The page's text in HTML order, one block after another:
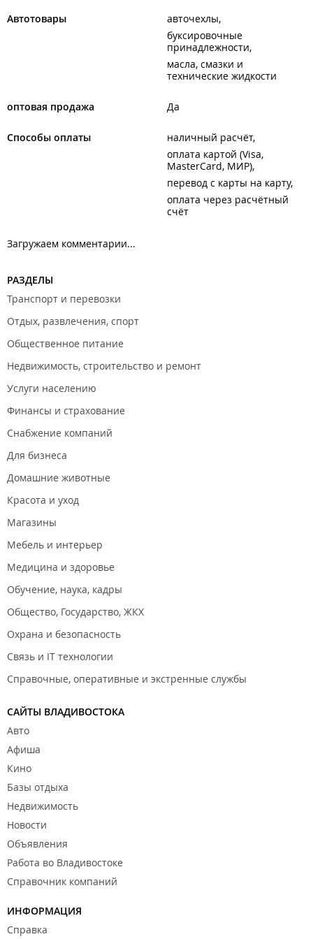
AJS оказывает своим клиентам техническую и гарантийную
Соблюдается закон и защите прав потребителей.
ООО "Новые решения".
Автотовары
авточехлы
буксировочные
принадлежности
масла, смазки и
технические жидкости
оптовая продажа Да
Способы оплаты
наличный расчёт
оплата картой (Visa,
MasterCard, МИР)
перевод с карты на карту
оплата через расчётный
счёт
Загружаем комментарии...
РАЗДЕЛЫ
Транспорт и перевозки
Отдых, развлечения, спорт
Общественное питание
Недвижимость, строительство и ремонт
Услуги населению
Финансы и страхование
Снабжение компаний
Для бизнеса
Домашние животные
Красота и уход
Магазины
Мебель и интерьер
Медицина и здоровье
Обучение, наука, кадры
Общество, Государство, ЖКХ
Охрана и безопасность
Связь и IT технологии
Справочные, оперативные и экстренные службы
САЙТЫ ВЛАДИВОСТОКА
Авто
Афиша
Кино
Базы отдыха
Недвижимость
Новости
Объявления
Работа во Владивостоке
Справочник компаний
ИНФОРМАЦИЯ
Справка